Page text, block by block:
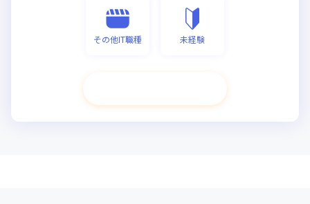
その他IT職種 未経験